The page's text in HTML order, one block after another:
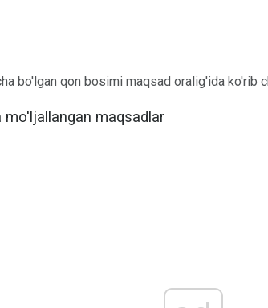
bo'lgan qon bosimi maqsad oralig'ida ko'rib
maqsadlar